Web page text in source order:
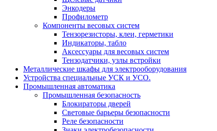
Энкодеры
Профилометр
Компоненты весовых систем
Тензорезисторы, клеи, герметики
Индикаторы, табло
Аксессуары для весовых систем
Тензодатчики, узлы встройки
Металлические шкафы для электрооборудования
Устройства специальные УСК и УСО.
Промышленная автоматика
Промышленная безопасность
Блокираторы дверей
Световые барьеры безопасности
Реле безопасности